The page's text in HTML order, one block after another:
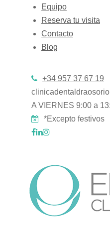
Equipo
Reserva tu visita
Contacto
Blog
+34 957 37 67 19
A VIERNES 9:00 a
*Excepto festivos